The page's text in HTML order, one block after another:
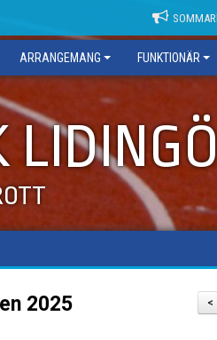
ARRANGEMANG FUNKTIONÄR
LIDINGÖ
<
2025